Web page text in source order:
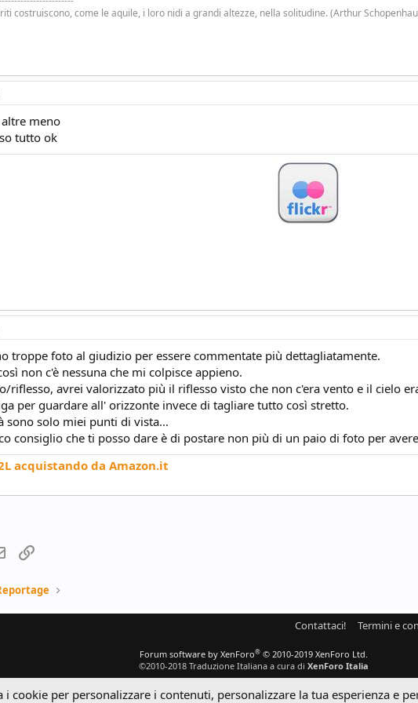
costruiscono, come le aquile, i loro nidi a grandi altezze, nella solitudine. (Arthur
meno
tutto ok
troppe foto al giudizio per essere commentate più dettagliatamente.
non c'è nessuna che mi colpisce appieno.
riflesso, avrei valorizzato più il riflesso visto che non c'era vento e il cielo
per guardare all' orizzonte invece di tagliare tutto così stretto.
sono solo miei punti di vista...
consiglio che ti posso dare è di postare non più di un paio di foto per
acquistando da Amazon.it
e-mailLink
Contattaci! Termini e
Forum software by XenForo® © 2010-2019 XenForo Ltd.
©2010-2018 Traduzione Italiana a cura di XenForo Italia
i cookie per personalizzare i contenuti, personalizzare la tua esperienza e